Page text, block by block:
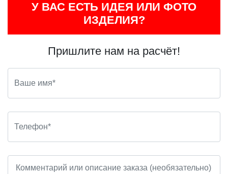
У ВАС ЕСТЬ ИДЕЯ ИЛИ ФОТО
ИЗДЕЛИЯ?
Пришлите нам на расчёт!